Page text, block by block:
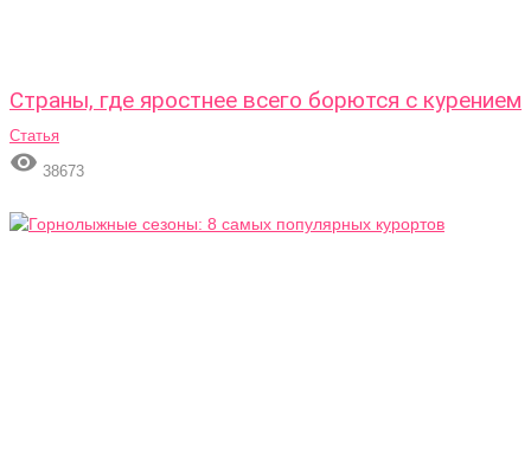
Страны, где яростнее всего борются с курением
Статья
 38673